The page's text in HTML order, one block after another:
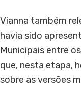
Vianna também
havia sido
Municipais entre
que, nesta etapa,
sobre as versões